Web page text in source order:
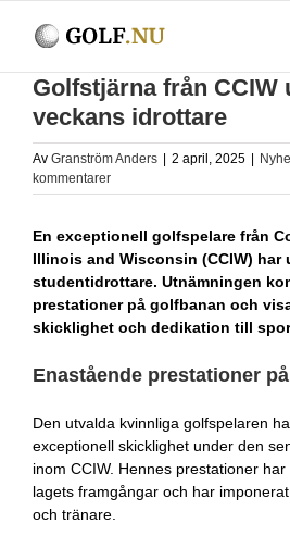
Golfstjärna från CCIW
veckans idrottare
Av Granström Anders 2 april, 2025
kommentarer
En exceptionell golfspelare från
Illinois and Wisconsin (CCIW)
studentidrottare. Utnämningen
prestationer på golfbanan och
skicklighet och dedikation till
Enastående prestationer
Den utvalda kvinnliga golfspelaren
exceptionell skicklighet under den
inom CCIW. Hennes prestationer
lagets framgångar och har
och tränare.